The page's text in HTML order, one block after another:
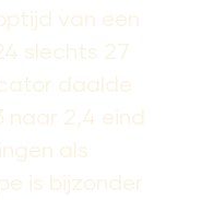
van een
slechts 27
daalde
naar 2,4 eind
als
is bijzonder